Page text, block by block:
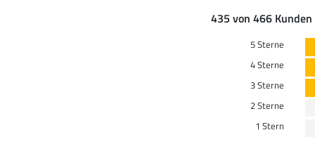
435 von 466
5 Sterne
4 Sterne
3 Sterne
2 Sterne
1 Stern